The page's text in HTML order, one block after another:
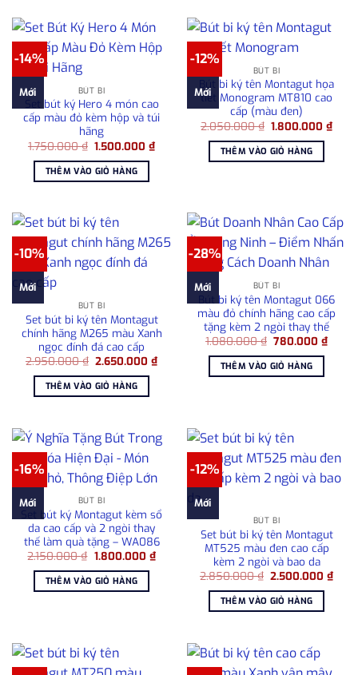
-14%
Mới BÚT BI
Set bút ký Hero 4 món cao
cấp màu đỏ kèm hộp và túi
hãng
1.750.000₫ Giá
là:
1.750.000 ₫.
1.500.000₫Giá
hiện
THÊM VÀO GIỎ HÀNG
-12%
Mới
BÚT BI
Bút bi ký tên Montagut họa
tiết Monogram MT810 cao
cấp (màu đen)
2.050.000₫ Giá
là:
2.050.000 ₫.
1.800.000₫Giá
hiện
THÊM VÀO GIỎ HÀNG
-10%
Mới
BÚT BI
Set bút bi ký tên Montagut
chính hãng M265 màu Xanh
ngọc đính đá cao cấp
2.950.000₫ Giá
là:
2.950.000 ₫.
2.650.000₫Giá
hiện
THÊM VÀO GIỎ HÀNG
-28%
Mới BÚT BI
Bút bi ký tên Montagut 066
màu đỏ chính hãng cao cấp
tặng kèm 2 ngòi thay thế
1.080.000₫ Giá
là:
1.080.000 ₫.
780.000₫Giá
hiện
THÊM VÀO GIỎ HÀNG
-16%
Mới BÚT BI
Set bút ký Montagut kèm sổ
da cao cấp và 2 ngòi thay
thế làm quà tặng – WA086
2.150.000₫ Giá
là:
2.150.000 ₫.
1.800.000 ₫Giá
THÊM VÀO GIỎ HÀNG
-12%
Mới
BÚT BI
Set bút bi ký tên Montagut
MT525 màu đen cao cấp
kèm 2 ngòi và bao da
2.850.000₫ Giá
là:
2.850.000 ₫.
2.500.000₫Giá
THÊM VÀO GIỎ HÀNG